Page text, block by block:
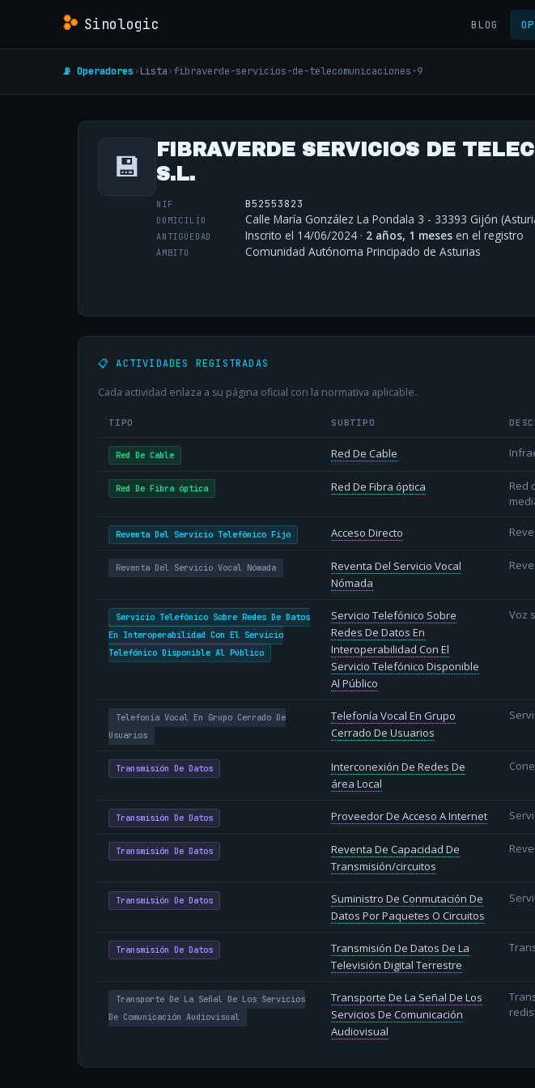
Sinologic BLOG
📡 Operadores› Lista›fibraverde-servicios-de-telecomunicaciones-9
💾
FIBRAVERDE SERVICIOS DE
S.L.
NIF B52553823
DOMICILIO Calle María González La Pondala 3 - 33393 Gijón
ANTIGÜEDAD Inscrito el 14/06/2024 · 2 años, 1 meses en el registro
ÁMBITO Comunidad Autónoma Principado de Asturias
📋 ACTIVIDADES REGISTRADAS
Cada actividad enlaza a su página oficial con la normativa aplicable.
TIPO SUBTIPO
Red De Cable Red De Cable
Red De Fibra óptica Red De Fibra óptica
Red
Reventa Del Servicio Telefónico Fijo Acceso Directo
Reventa Del Servicio Vocal Nómada
Reventa Del Servicio Vocal
Nómada
Servicio Telefónico Sobre Redes De Datos
En Interoperabilidad Con El Servicio
Telefónico Disponible Al Público
Servicio Telefónico Sobre
Redes De Datos En
Interoperabilidad Con El
Servicio Telefónico Disponible
Al Público
Voz
Telefonía Vocal En Grupo Cerrado De
Usuarios
Telefonía Vocal En Grupo
Cerrado De Usuarios
Transmisión De Datos
Interconexión De Redes De
área Local
Transmisión De Datos Proveedor De Acceso A Internet
Transmisión De Datos
Reventa De Capacidad De
Transmisión/circuitos
Transmisión De Datos
Suministro De Conmutación De
Datos Por Paquetes O Circuitos
Transmisión De Datos
Transmisión De Datos De La
Televisión Digital Terrestre
Transporte De La Señal De Los Servicios
De Comunicación Audiovisual
Transporte De La Señal De Los
Servicios De Comunicación
Audiovisual